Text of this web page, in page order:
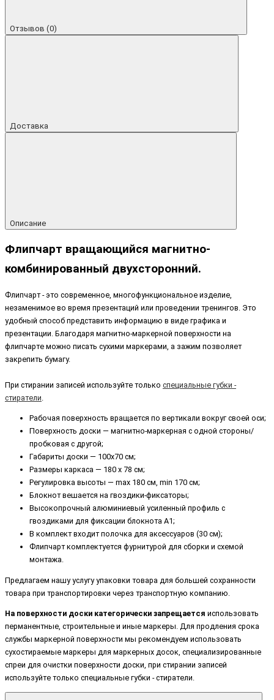
Отзывов (0)
Доставка
Описание
Флипчарт вращающийся магнитно-
комбинированный двухсторонний.
Флипчарт - это современное, многофункциональное изделие,
незаменимое во время презентаций или проведении тренингов. Это
удобный способ представить информацию в виде графика и
презентации. Благодаря магнитно-маркерной поверхности на
флипчарте можно писать сухими маркерами, а зажим позволяет
закрепить бумагу.
При стирании записей используйте только специальные губки -
стиратели
Рабочая поверхность вращается по вертикали вокруг своей оси;
Поверхность доски — магнитно-маркерная с одной стороны/
пробковая с другой;
Габариты доски — 100х70 см;
Размеры каркаса — 180 х 78 см;
Регулировка высоты — max 180 см, min 170 см;
Блокнот вешается на гвоздики-фиксаторы;
Высокопрочный алюминиевый усиленный профиль с
гвоздиками для фиксации блокнота А1;
В комплект входит полочка для аксессуаров (30 см);
Флипчарт комплектуется фурнитурой для сборки и схемой
монтажа.
Предлагаем нашу услугу упаковки товара для большей сохранности
товара при транспортировки через транспортную компанию.
На поверхности доски категорически запрещается использовать
перманентные, строительные и иные маркеры. Для продления срока
службы маркерной поверхности мы рекомендуем использовать
сухостираемые маркеры для маркерных досок, специализированные
спреи для очистки поверхности доски, при стирании записей
используйте только специальные губки - стиратели.